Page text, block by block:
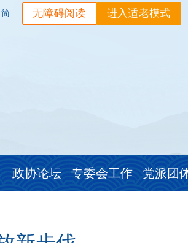
简 进入适老模式
无障碍阅读
政协论坛 专委会工作 党派团